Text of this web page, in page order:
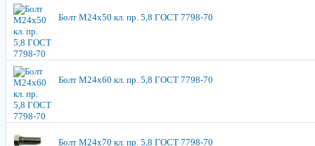
Болт М24х50 кл. пр. 5,8 ГОСТ 7798-70
Болт М24х60 кл. пр. 5,8 ГОСТ 7798-70
Болт М24х70 кл. пр. 5,8 ГОСТ 7798-70